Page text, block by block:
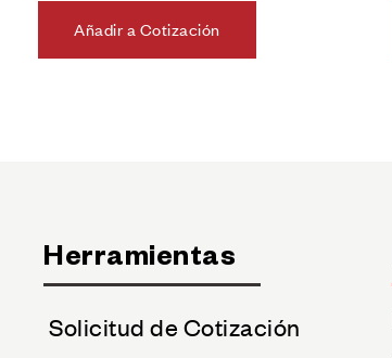
Añadir a Cotización
Herramientas
Solicitud de Cotización